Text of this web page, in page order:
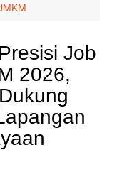
Job
2026,